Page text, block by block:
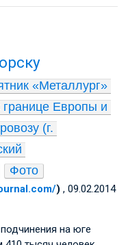
«Металлург»
границе Европы и
(г.
Фото
) , 09.02.2014
на юге